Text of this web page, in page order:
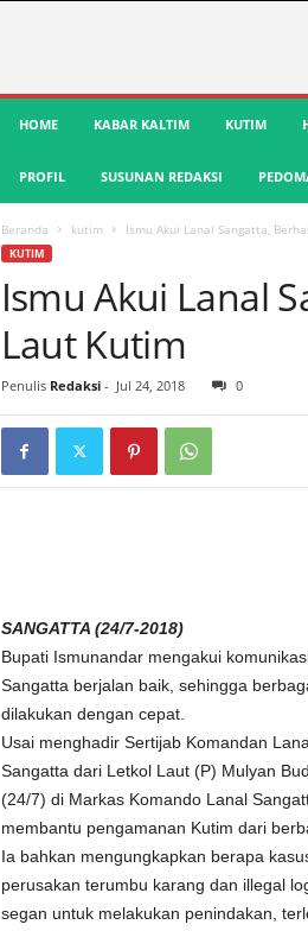
HOME KABAR KALTIM KUTIM
PROFIL SUSUNAN REDAKSI
Beranda kutim Ismu Akui Lanal Sangatta,
KUTIM
Ismu Akui Lanal
Laut Kutim
Penulis Redaksi- Jul 24, 2018 0
SANGATTA (24/7-2018)
Bupati Ismunandar mengakui
Sangatta berjalan baik, sehingga
dilakukan dengan cepat.
Usai menghadir Sertijab Komandan
Sangatta dari Letkol Laut (P) Mulyan
(24/7) di Markas Komando Lanal
membantu pengamanan Kutim dari
Ia bahkan mengungkapkan berapa
perusakan terumbu karang dan illegal
segan untuk melakukan penindakan,